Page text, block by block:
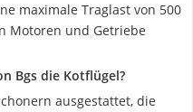
maximale Traglast von 500
Motoren und Getriebe
Bgs die Kotflügel?
ausgestattet, die